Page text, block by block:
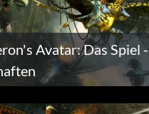
Avatar: Das Spiel -